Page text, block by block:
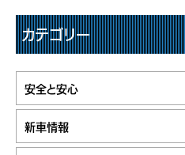
カテゴリー
安全と安心
新車情報